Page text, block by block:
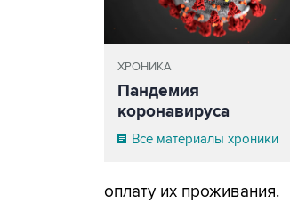
ХРОНИКА
Пандемия
коронавируса
Все материалы хроники
оплату их проживания.